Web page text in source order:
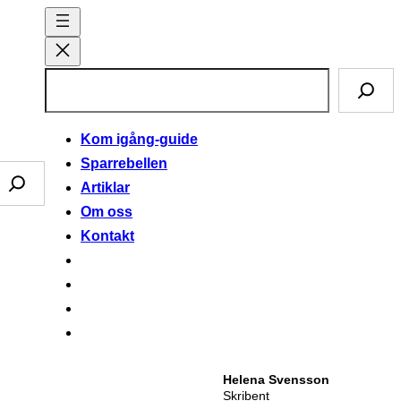
Kom igång-guide
Sparrebellen
Artiklar
Om oss
Kontakt
Helena Svensson
Skribent